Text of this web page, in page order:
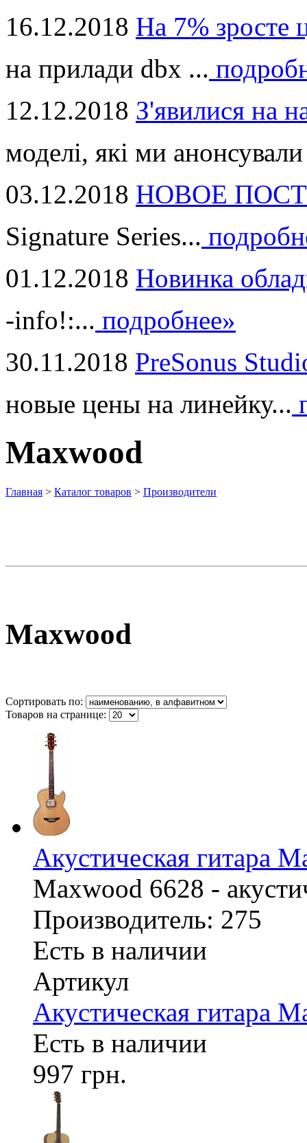
16.12.2018 На 7% зросте
на прилади dbx ...
12.12.2018 З'явилися на
моделі, які ми
03.12.2018 НОВОЕ
Signature Series...
01.12.2018 Новинка
-info!:... подробнее»
30.11.2018 PreSonus
новые цены на линейку...
Maxwood
Главная > Каталог товаров > Производители
Maxwood
Сортировать по:
Товаров на странице:
Акустическая гитара
Maxwood 6628 -
Производитель: 275
Есть в наличии
Артикул
Акустическая гитара
Есть в наличии
997 грн.